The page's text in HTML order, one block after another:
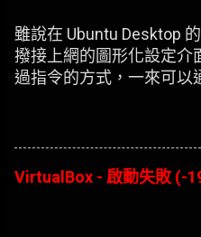
雖說在 Ubuntu Desktop
撥接上網的圖形化設定介
過指令的方式，一來可以
VirtualBox - 啟動失敗 (-